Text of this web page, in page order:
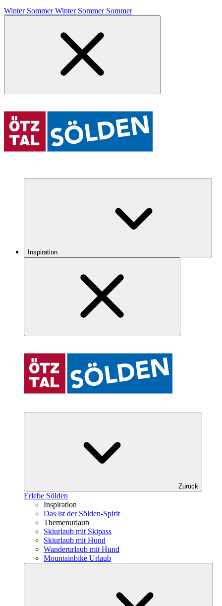
Winter Sommer Winter Sommer Sommer
Inspiration
Zurück
Erlebe Sölden
Inspiration
Das ist der Sölden-Spirit
Themenurlaub
Skiurlaub mit Skipass
Skiurlaub mit Hund
Wanderurlaub mit Hund
Mountainbike Urlaub